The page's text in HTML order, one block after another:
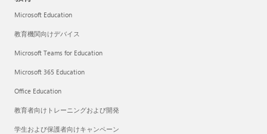
Microsoft Education
教育機関向けデバイス
Microsoft Teams for Education
Microsoft 365 Education
Office Education
教育者向けトレーニングおよび開発
学生および保護者向けキャンペーン